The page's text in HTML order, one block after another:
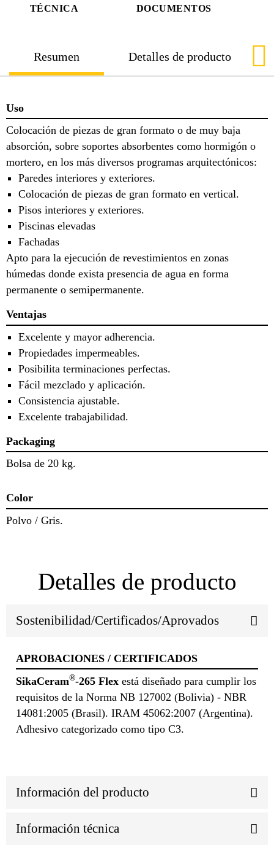
TÉCNICA
DOCUMENTOS
Resumen Detalles de producto
Uso
Colocación de piezas de gran formato o de muy baja
absorción, sobre soportes absorbentes como hormigón o
mortero, en los más diversos programas arquitectónicos:
Paredes interiores y exteriores.
Colocación de piezas de gran formato en vertical.
Pisos interiores y exteriores.
Piscinas elevadas
Fachadas
Apto para la ejecución de revestimientos en zonas
húmedas donde exista presencia de agua en forma
permanente o semipermanente.
Ventajas
Excelente y mayor adherencia.
Propiedades impermeables.
Posibilita terminaciones perfectas.
Fácil mezclado y aplicación.
Consistencia ajustable.
Excelente trabajabilidad.
Packaging
Bolsa de 20 kg.
Color
Polvo / Gris.
Detalles de producto
Sostenibilidad/Certificados/Aprovados
APROBACIONES / CERTIFICADOS
SikaCeram®-265 Flex está diseñado para cumplir los
requisitos de la Norma NB 127002 (Bolivia) - NBR
14081:2005 (Brasil). IRAM 45062:2007 (Argentina).
Adhesivo categorizado como tipo C3.
Información del producto
Información técnica